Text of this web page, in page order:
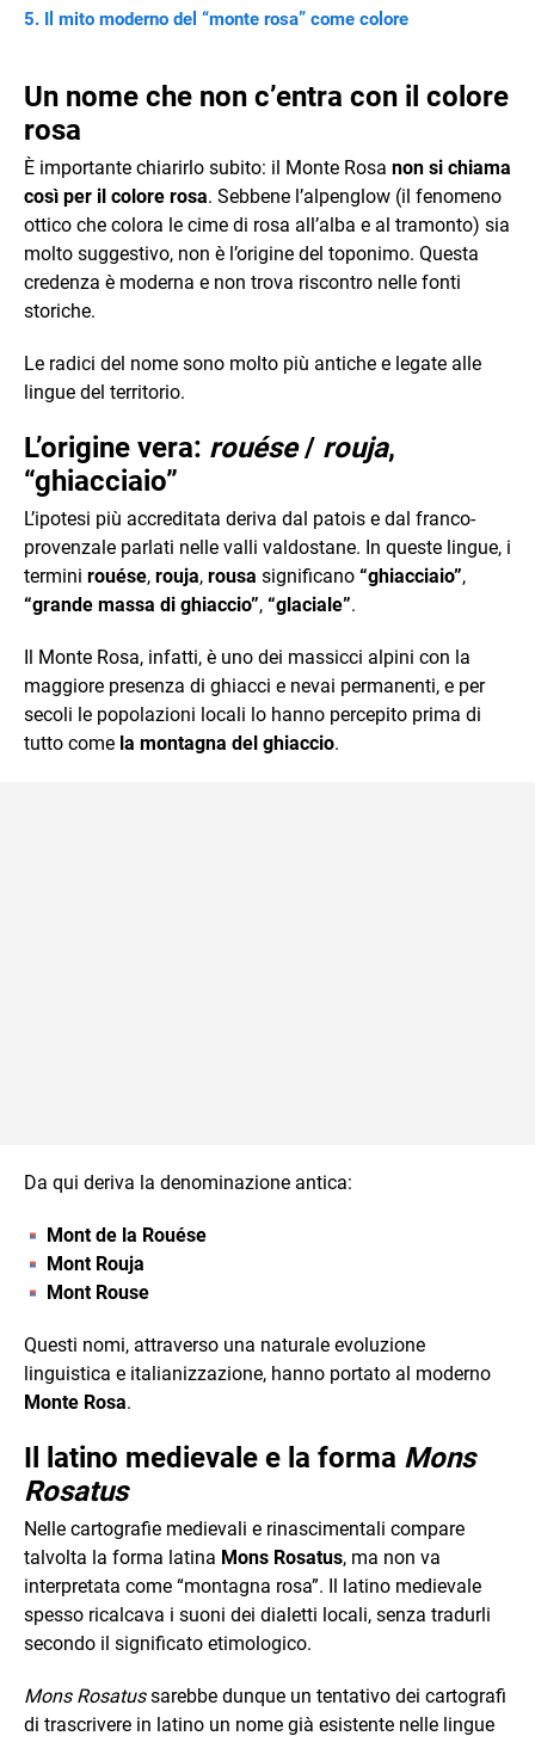
Il mito moderno del “monte rosa” come colore
Un nome che non c’entra con il colore
rosa
È importante chiarirlo subito: il Monte Rosa non si chiama
così per il colore rosa. Sebbene l’alpenglow (il fenomeno
ottico che colora le cime di rosa all’alba e al tramonto) sia
molto suggestivo, non è l’origine del toponimo. Questa
credenza è moderna e non trova riscontro nelle fonti
storiche.
Le radici del nome sono molto più antiche e legate alle
lingue del territorio.
L’origine vera: rouése/ rouja,
“ghiacciaio”
L’ipotesi più accreditata deriva dal patois e dal franco-
provenzale parlati nelle valli valdostane. In queste lingue, i
termini rouése, rouja, rousa significano “ghiacciaio”,
“grande massa di ghiaccio”, “glaciale”.
Il Monte Rosa, infatti, è uno dei massicci alpini con la
maggiore presenza di ghiacci e nevai permanenti, e per
secoli le popolazioni locali lo hanno percepito prima di
tutto come la montagna del ghiaccio.
Da qui deriva la denominazione antica:
Mont de la Rouése
Mont Rouja
Mont Rouse
Questi nomi, attraverso una naturale evoluzione
linguistica e italianizzazione, hanno portato al moderno
Monte Rosa.
Il latino medievale e la forma Mons
Rosatus
Nelle cartografie medievali e rinascimentali compare
talvolta la forma latina Mons Rosatus, ma non va
interpretata come “montagna rosa”. Il latino medievale
spesso ricalcava i suoni dei dialetti locali, senza tradurli
secondo il significato etimologico.
Mons Rosatussarebbe dunque un tentativo dei cartografi
di trascrivere in latino un nome già esistente nelle lingue